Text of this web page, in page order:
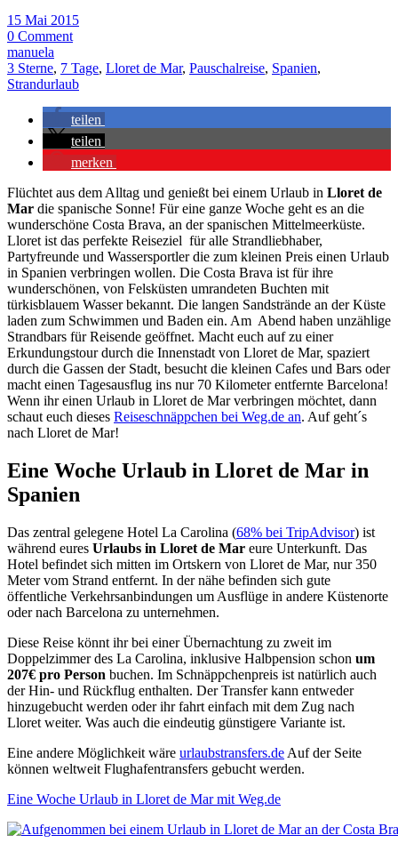
15 Mai 2015
0 Comment
manuela
3 Sterne, 7 Tage, Lloret de Mar, Pauschalreise, Spanien,
Strandurlaub
teilen
teilen
merken
Flüchtet aus dem Alltag und genießt bei einem Urlaub in Lloret de
Mar die spanische Sonne! Für eine ganze Woche geht es an die
wunderschöne Costa Brava, an der spanischen Mittelmeerküste.
Lloret ist das perfekte Reiseziel für alle Strandliebhaber,
Partyfreunde und Wassersportler die zum kleinen Preis einen Urlaub
in Spanien verbringen wollen. Die Costa Brava ist für ihre
wunderschönen, von Felsküsten umrandeten Buchten mit
türkisblauem Wasser bekannt. Die langen Sandstrände an der Küste
laden zum Schwimmen und Baden ein. Am Abend haben unzählige
Strandbars für Reisende geöffnet. Macht euch auf zu einer
Erkundungstour durch die Innenstadt von Lloret de Mar, spaziert
durch die Gassen der Stadt, besucht die kleinen Cafes und Bars oder
macht einen Tagesausflug ins nur 70 Kilometer entfernte Barcelona!
Wenn ihr einen Urlaub in Lloret de Mar verbringen möchtet, dann
schaut euch dieses Reiseschnäppchen bei Weg.de an. Auf geht´s
nach Lloret de Mar!
Eine Woche Urlaub in Lloret de Mar in
Spanien
Das zentral gelegene Hotel La Carolina (68% bei TripAdvisor) ist
während eures Urlaubs in Lloret de Mar eure Unterkunft. Das
Hotel befindet sich mitten im Ortskern von Lloret de Mar, nur 350
Meter vom Strand entfernt. In der nähe befinden sich gute
öffentliche Verkehrsanbindungen um Ausflüge in andere Küstenorte
oder nach Barcelona zu unternehmen.
Diese Reise könnt ihr bei einer Übernachtung zu zweit im
Doppelzimmer des La Carolina, inklusive Halbpension schon um
207€ pro Person buchen. Im Schnäppchenpreis ist natürlich auch
der Hin- und Rückflug enthalten. Der Transfer kann entweder
hinzugebucht werden oder ihr fahrt einfach mit dem Zug nach
Lloret weiter. Was auch die eindeutig günstigere Variante ist.
Eine andere Möglichkeit wäre urlaubstransfers.de Auf der Seite
können weltweit Flughafentransfers gebucht werden.
Eine Woche Urlaub in Lloret de Mar mit Weg.de